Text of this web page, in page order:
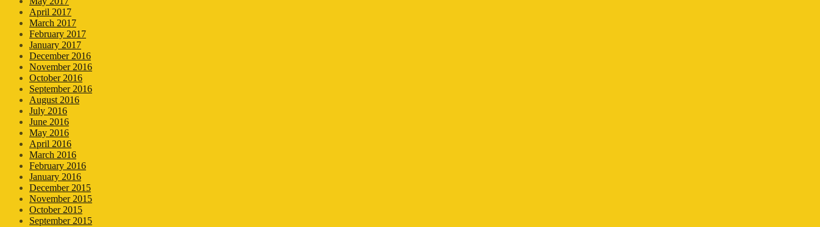
April 2017
March 2017
February 2017
January 2017
December 2016
November 2016
October 2016
September 2016
August 2016
July 2016
June 2016
May 2016
April 2016
March 2016
February 2016
January 2016
December 2015
November 2015
October 2015
September 2015